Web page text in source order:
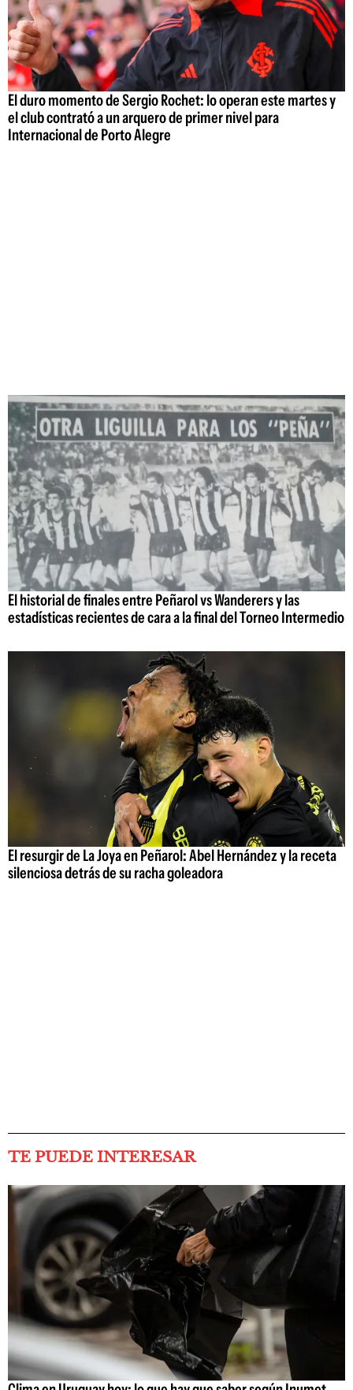
El duro momento de Sergio Rochet: lo operan este martes y
el club contrató a un arquero de primer nivel para
Internacional de Porto Alegre
El historial de finales entre Peñarol vs Wanderers y las
estadísticas recientes de cara a la final del Torneo Intermedio
El resurgir de La Joya en Peñarol: Abel Hernández y la receta
silenciosa detrás de su racha goleadora
TE PUEDE INTERESAR